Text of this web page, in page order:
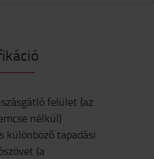
felület (az
nélkül)
különböző tapadási
(a